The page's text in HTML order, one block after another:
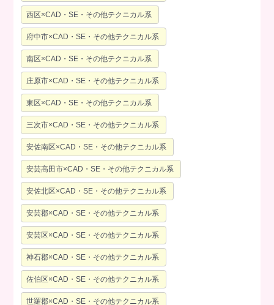
西区×CAD・SE・その他テクニカル系
府中市×CAD・SE・その他テクニカル系
南区×CAD・SE・その他テクニカル系
庄原市×CAD・SE・その他テクニカル系
東区×CAD・SE・その他テクニカル系
三次市×CAD・SE・その他テクニカル系
安佐南区×CAD・SE・その他テクニカル系
安芸高田市×CAD・SE・その他テクニカル系
安佐北区×CAD・SE・その他テクニカル系
安芸郡×CAD・SE・その他テクニカル系
安芸区×CAD・SE・その他テクニカル系
神石郡×CAD・SE・その他テクニカル系
佐伯区×CAD・SE・その他テクニカル系
世羅郡×CAD・SE・その他テクニカル系